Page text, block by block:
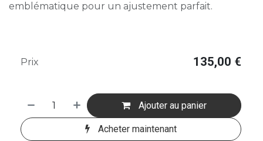
emblématique pour un ajustement parfait.
Ajouter au panier
Acheter maintenant
Prix 135,00 €